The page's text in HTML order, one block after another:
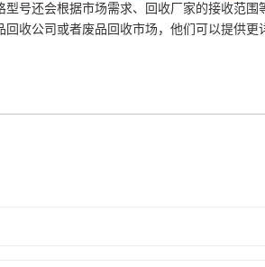
型号还会根据市场需求、回收厂家的接收范
收公司或者废品回收市场，他们可以提供更